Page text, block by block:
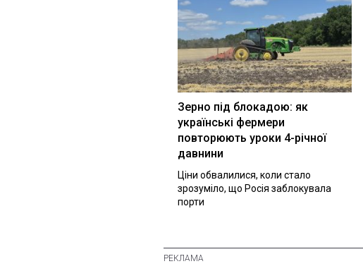
Зерно під блокадою: як
українські фермери
повторюють уроки 4-річної
давнини
Ціни обвалилися, коли стало
зрозуміло, що Росія заблокувала
порти